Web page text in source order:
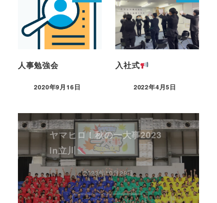
人事勉強会
2020年9月16日
入社式
2022年4月5日
ヤマヒロ！秋の一大事2023
in立川
2023年10月28日